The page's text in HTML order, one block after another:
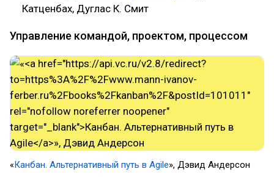
Катценбах, Дуглас К. Смит
Управление командой, проектом, процессом
​«Канбан. Альтернативный путь в Agile», Дэвид Андерсон